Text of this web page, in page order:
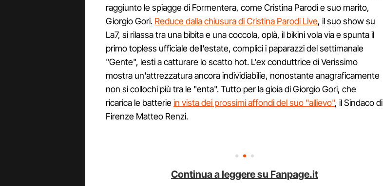
raggiunto le spiagge di Formentera, come Cristina Parodi e suo marito,
Giorgio Gori. Reduce dalla chiusura di Cristina Parodi Live, il suo show su
La7, si rilassa tra una bibita e una coccola, oplà, il bikini vola via e spunta il
primo topless ufficiale dell'estate, complici i paparazzi del settimanale
"Gente", lesti a catturare lo scatto hot. L'ex conduttrice di Verissimo
mostra un'attrezzatura ancora individiabilie, nonostante anagraficamente
non si collochi più tra le "enta". Tutto per la gioia di Giorgio Gori, che
ricarica le batteriein vista dei prossimi affondi del suo "allievo", il Sindaco di
Firenze Matteo Renzi.
Continua a leggere su Fanpage.it